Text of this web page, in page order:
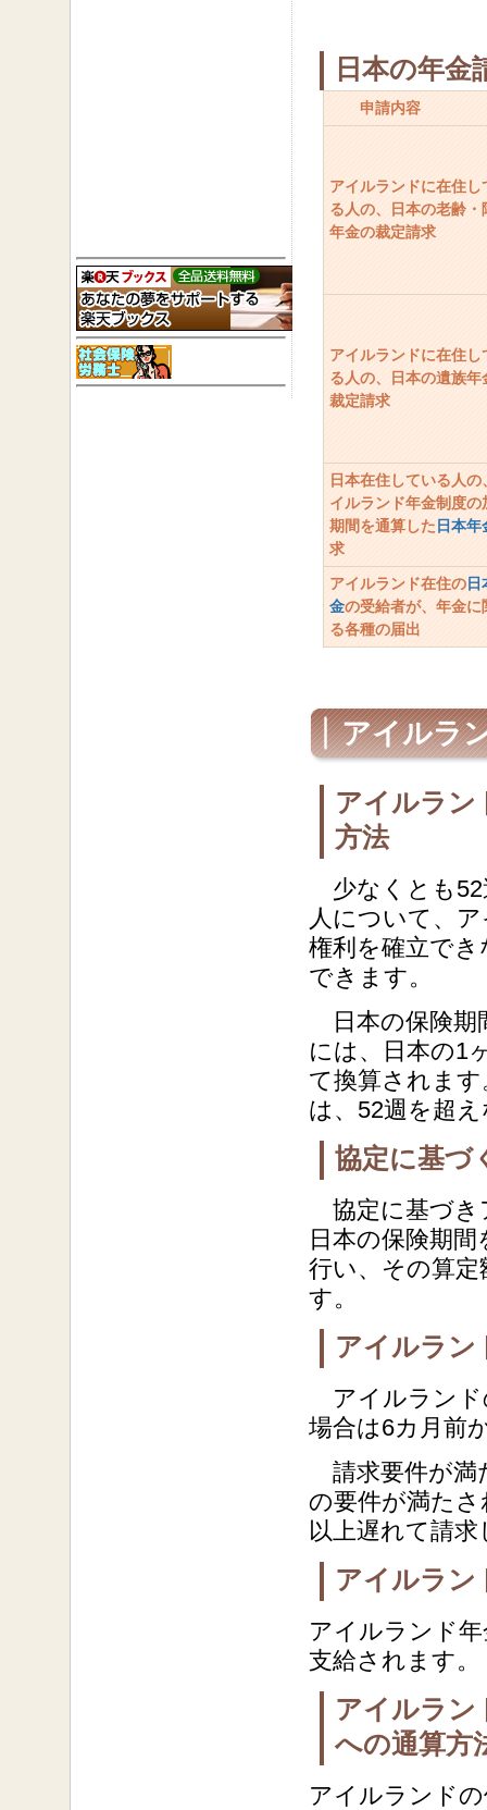
日本の年金
申請内容
アイルランドに在住し
る人の、日本の老齢・
年金の裁定請求
アイルランドに在住し
る人の、日本の遺族年
裁定請求
日本在住している人の
イルランド年金制度の
期間を通算した 日本年
求
アイルランド在住の日
金の受給者が、年金に
る各種の届出
アイルラ
アイルラン
方法
少なくとも52
人について、
権利を確立で
できます。
日本の保険期
には、日本の1
て換算されま
は、52週を超
協定に基づ
協定に基づき
日本の保険期
行い、その算
す。
アイルラン
アイルランド
場合は6カ月前
請求要件が満
の要件が満た
以上遅れて請
アイルラン
アイルランド
支給されます。
アイルラン
への通算方
アイルランド